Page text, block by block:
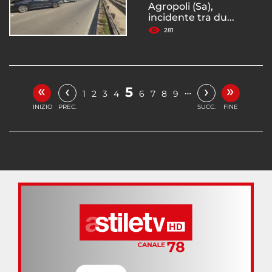
Agropoli (Sa),
incidente tra du...
281
«
INIZIO
‹
PREC.
1 2 3 4 5 6 7 8 9 … ›
SUCC.
»
FINE